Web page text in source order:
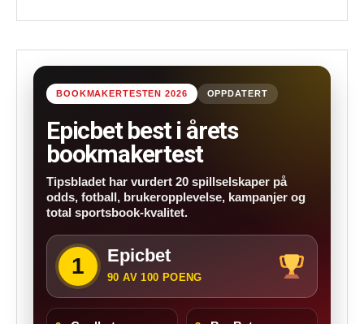
BOOKMAKERTESTEN 2026 OPPDATERT
Epicbet best i årets
bookmakertest
Tipsbladet har vurdert 20 spillselskaper på
odds, fotball, brukeropplevelse, kampanjer og
total sportsbook-kvalitet.
1 Epicbet
90 AV 100 POENG